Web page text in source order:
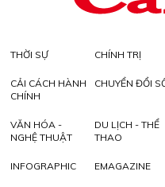
THỜI SỰ CHÍNH TRỊ
CẢI CÁCH HÀNH
CHÍNH
CHUYỂN ĐỔI
VĂN HÓA -
NGHỆ THUẬT
DU LỊCH - THỂ
THAO
INFOGRAPHIC EMAGAZINE